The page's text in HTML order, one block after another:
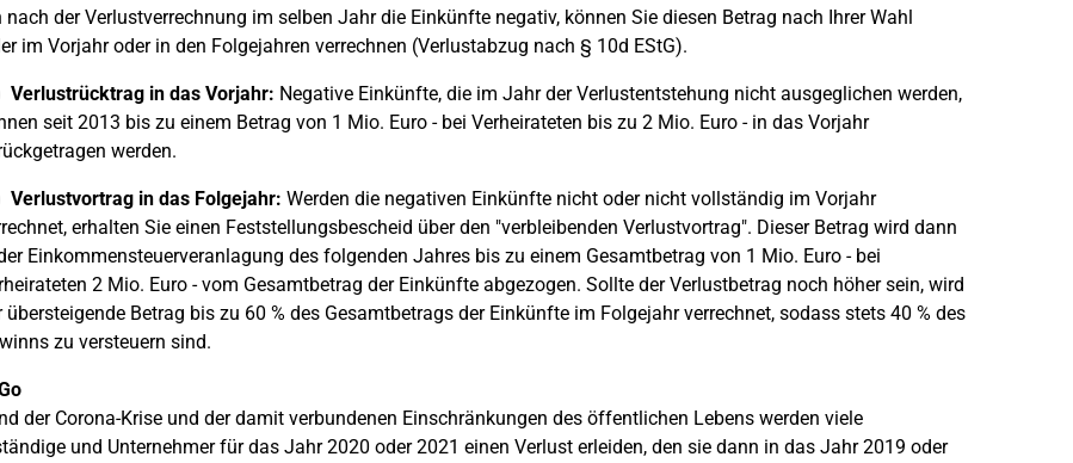
nach der Verlustverrechnung im selben Jahr die Einkünfte negativ, können Sie diesen Betrag nach Ihrer Wahl
im Vorjahr oder in den Folgejahren verrechnen (Verlustabzug nach § 10d EStG).
Verlustrücktrag in das Vorjahr: Negative Einkünfte, die im Jahr der Verlustentstehung nicht ausgeglichen werden,
seit 2013 bis zu einem Betrag von 1 Mio. Euro - bei Verheirateten bis zu 2 Mio. Euro - in das Vorjahr
werden.
Verlustvortrag in das Folgejahr: Werden die negativen Einkünfte nicht oder nicht vollständig im Vorjahr
erhalten Sie einen Feststellungsbescheid über den "verbleibenden Verlustvortrag". Dieser Betrag wird dann
Einkommensteuerveranlagung des folgenden Jahres bis zu einem Gesamtbetrag von 1 Mio. Euro - bei
2 Mio. Euro - vom Gesamtbetrag der Einkünfte abgezogen. Sollte der Verlustbetrag noch höher sein, wird
übersteigende Betrag bis zu 60 % des Gesamtbetrags der Einkünfte im Folgejahr verrechnet, sodass stets 40 % des
zu versteuern sind.
der Corona-Krise und der damit verbundenen Einschränkungen des öffentlichen Lebens werden viele
und Unternehmer für das Jahr 2020 oder 2021 einen Verlust erleiden, den sie dann in das Jahr 2019 oder